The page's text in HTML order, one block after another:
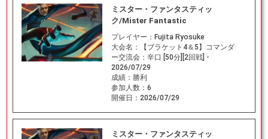
ミスター・ファンタスティッ
ク/Mister Fantastic
プレイヤー： Fujita Ryosuke
大会名：
【ブラケット4＆5】コマンダ
ー交流会：辛口 [50分][2回戦] -
2026/07/29
成績： 勝利
参加人数： 6
開催日： 2026/07/29
ミスター・ファンタスティッ